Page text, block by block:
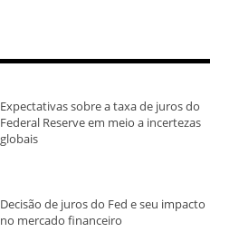
Expectativas sobre a taxa de juros do
Federal Reserve em meio a incertezas
globais
Decisão de juros do Fed e seu impacto
no mercado financeiro